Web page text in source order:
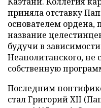
приняла отставку
основателем ордена,
название
будучи в
Неаполитанского, не
собственную
Последним
стал Григорий XII